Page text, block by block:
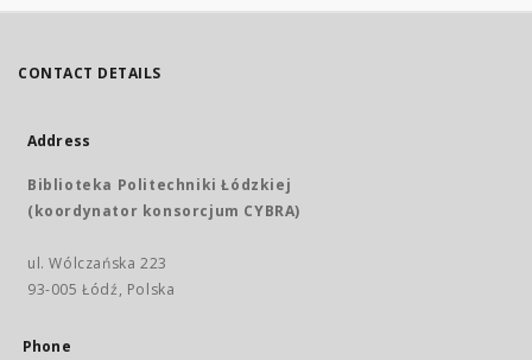
CONTACT DETAILS
Address
Biblioteka Politechniki Łódzkiej
(koordynator konsorcjum CYBRA)
ul. Wólczańska 223
93-005 Łódź, Polska
Phone